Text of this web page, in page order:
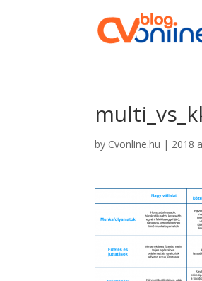
by Cvonline.hu | 2018